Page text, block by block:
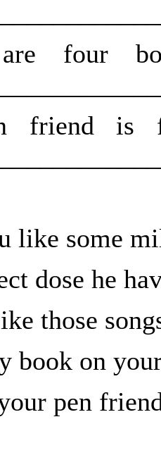
are
like some
dose he
those
book on
pen